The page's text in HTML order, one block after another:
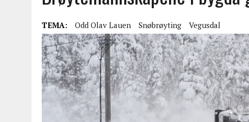
TEMA: Odd Olav Lauen Snøbrøyting Vegusdal